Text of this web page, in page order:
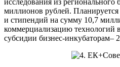
миллионов рублей.
и стипендий на сумму 10,7
коммерциализацию технологий
субсидии бизнес-инкубаторам–